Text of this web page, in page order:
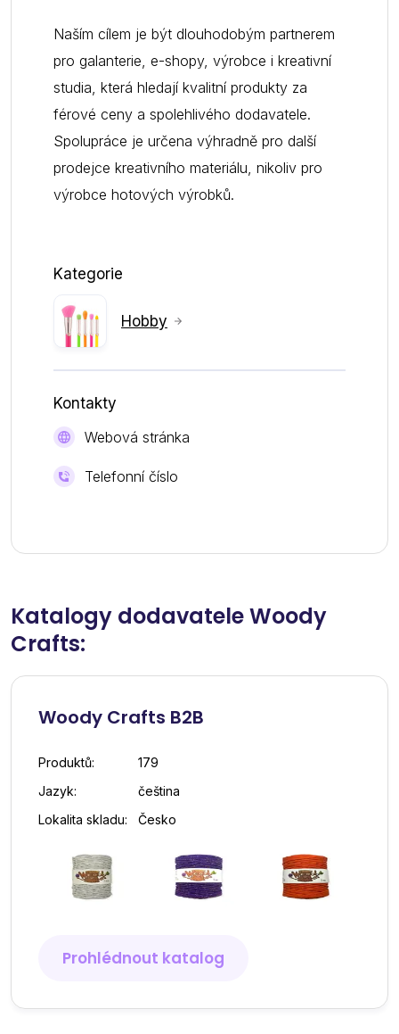
Naším cílem je být dlouhodobým partnerem
pro galanterie, e-shopy, výrobce i kreativní
studia, která hledají kvalitní produkty za
férové ceny a spolehlivého dodavatele.
Spolupráce je určena výhradně pro další
prodejce kreativního materiálu, nikoliv pro
výrobce hotových výrobků.
Kategorie
Hobby
Kontakty
Webová stránka
Telefonní číslo
Katalogy dodavatele Woody
Crafts:
Woody Crafts B2B
Produktů:
179
Jazyk:
čeština
Lokalita skladu:
Česko
Prohlédnout katalog